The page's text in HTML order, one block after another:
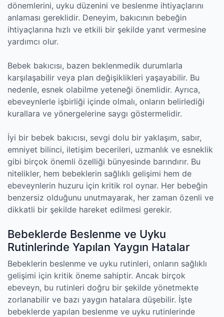
dönemlerini, uyku düzenini ve beslenme ihtiyaçlarını
anlaması gereklidir. Deneyim, bakıcının bebeğin
ihtiyaçlarına hızlı ve etkili bir şekilde yanıt vermesine
yardımcı olur.
Bebek bakıcısı, bazen beklenmedik durumlarla
karşılaşabilir veya plan değişiklikleri yaşayabilir. Bu
nedenle, esnek olabilme yeteneği önemlidir. Ayrıca,
ebeveynlerle işbirliği içinde olmalı, onların belirlediği
kurallara ve yönergelerine saygı göstermelidir.
İyi bir bebek bakıcısı, sevgi dolu bir yaklaşım, sabır,
emniyet bilinci, iletişim becerileri, uzmanlık ve esneklik
gibi birçok önemli özelliği bünyesinde barındırır. Bu
nitelikler, hem bebeklerin sağlıklı gelişimi hem de
ebeveynlerin huzuru için kritik rol oynar. Her bebeğin
benzersiz olduğunu unutmayarak, her zaman özenli ve
dikkatli bir şekilde hareket edilmesi gerekir.
Bebeklerde Beslenme ve Uyku
Rutinlerinde Yapılan Yaygın Hatalar
Bebeklerin beslenme ve uyku rutinleri, onların sağlıklı
gelişimi için kritik öneme sahiptir. Ancak birçok
ebeveyn, bu rutinleri doğru bir şekilde yönetmekte
zorlanabilir ve bazı yaygın hatalara düşebilir. İşte
bebeklerde yapılan beslenme ve uyku rutinlerinde